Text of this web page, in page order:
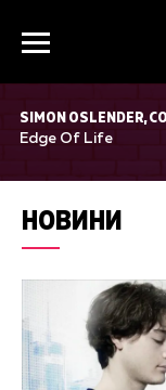
SIMON OSLENDER,
Edge Of Life
НОВИНИ